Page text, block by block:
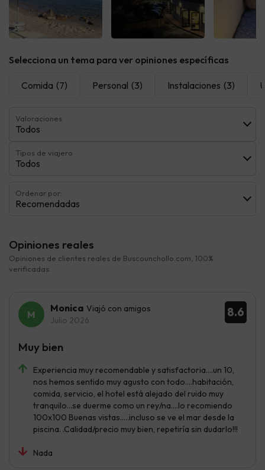
Selecciona un tema para ver opiniones específicas
Comida (7) Personal (3) Instalaciones (3)
Valoraciones
Todos
Tipos de viajero
Todos
Ordenar por:
Recomendadas
Opiniones reales
Opiniones de clientes reales de Buscounchollo.com, 100%
verificadas.
8.6
Monica Viajó con amigos
Julio 2026
Experiencia muy recomendable y satisfactoria....un 10,
nos hemos sentido muy agusto con todo....habitación,
comida, servicio, el hotel está alejado del ruido muy
tranquilo...se duerme como un rey/na....lo recomiendo
100x100 Buenas vistas.....incluso se ve el mar desde la
piscina. .Calidad/precio muy bien, repetiría sin dudarlo!!!
Nada
Muy bien